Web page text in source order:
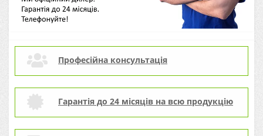
Професійна консультація
Гарантія до 24 місяців на всю продукцію